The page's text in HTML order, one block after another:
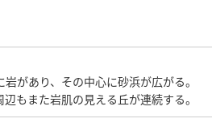
があり、その中心に砂浜が広がる。
もまた岩肌の見える丘が連続する。